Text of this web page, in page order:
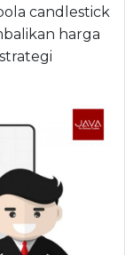
candlestick
harga